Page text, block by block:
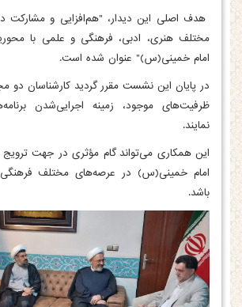
هدف اصلی این دیدار، "هم‌افزایی و مشارکت
مختلف هنری، ادبی، فرهنگی و علمی با
امام خمینی(س)" عنوان شده است.
در پایان این نشست مقرر گردید کارشناسان دو
ظرفیت‌های موجود، زمینه اجرایی‌شدن
نمایند.
این همکاری می‌تواند گام مؤثری در جهت
امام خمینی(س) در عرصه‌های مختلف
باشد.